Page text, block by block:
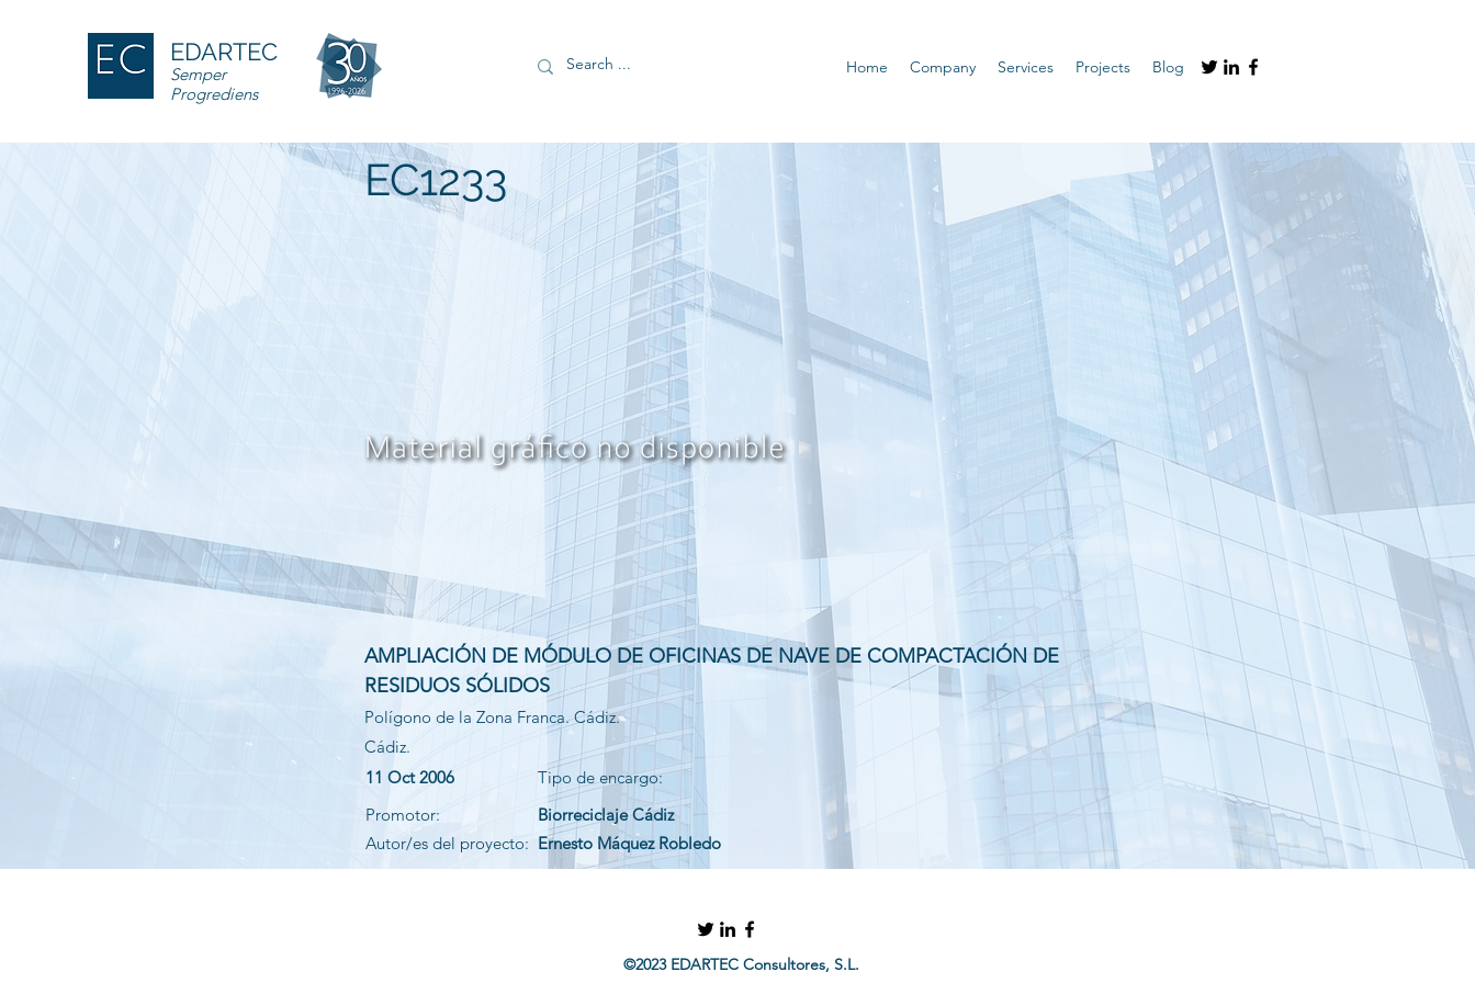
EDARTEC
Semper
Progrediens
Home Company Services Projects Blog
EC1233
AMPLIACIÓN DE MÓDULO DE OFICINAS DE NAVE DE COMPACTACIÓN DE
RESIDUOS SÓLIDOS
Polígono de la Zona Franca. Cádiz.
Cádiz.
11 Oct 2006
Promotor:
Autor/es del proyecto:
Tipo de encargo:
Biorreciclaje Cádiz
Ernesto Máquez Robledo
©2023 EDARTEC Consultores, S.L.